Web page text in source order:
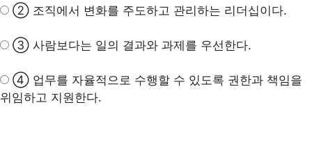
② 조직에서 변화를 주도하고 관리하는 리더십이다.
③ 사람보다는 일의 결과와 과제를 우선한다.
④ 업무를 자율적으로 수행할 수 있도록 권한과 책임을
위임하고 지원한다.